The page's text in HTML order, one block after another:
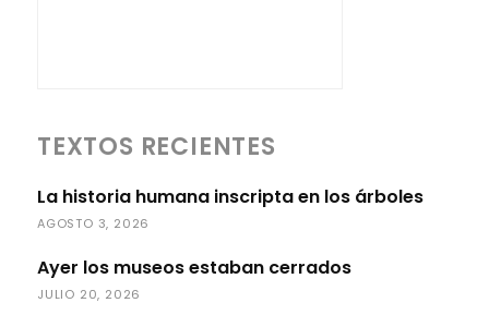
TEXTOS RECIENTES
La historia humana inscripta en los árboles
AGOSTO 3, 2026
Ayer los museos estaban cerrados
JULIO 20, 2026